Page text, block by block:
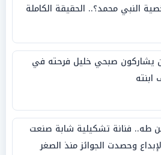
النبي محمد؟.. الحقيقة الكاملة
يشاركون صبحي خليل فرحته في
طه.. فنانة تشكيلية شابة صنعت
وحصدت الجوائز منذ الصغر